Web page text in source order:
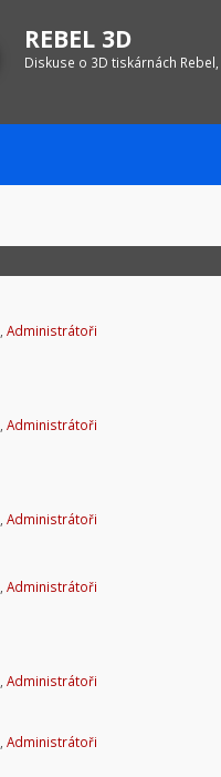
REBEL 3D
Diskuse o 3D tiskárnách
Administrátoři
Administrátoři
Administrátoři
Administrátoři
Administrátoři
Administrátoři